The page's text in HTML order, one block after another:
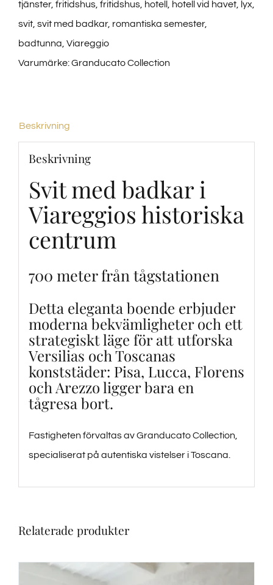
tjänster, fritidshus fritidshus hotell hotell vid havet lyx
svit svit med badkar, romantiska semester,
badtunna Viareggio
Varumärke:Granducato Collection
Beskrivning
Beskrivning
Svit med badkar i
Viareggios historiska
centrum
700 meter från tågstationen
Detta eleganta boende erbjuder
moderna bekvämligheter och ett
strategiskt läge för att utforska
Versilias och Toscanas
konststäder: Pisa, Lucca, Florens
och Arezzo ligger bara en
tågresa bort.
Fastigheten förvaltas av Granducato Collection,
specialiserat på autentiska vistelser i Toscana.
Relaterade produkter